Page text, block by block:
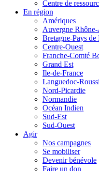
Centre de
En région
Amériques
Auvergne
Bretagne-Pays de
Centre-Ouest
Franche-Comté
Grand Est
Ile-de-France
Languedoc-
Nord-Picardie
Normandie
Océan Indien
Sud-Est
Sud-Ouest
Agir
Nos campagnes
Se mobiliser
Devenir bénévole
Faire un don